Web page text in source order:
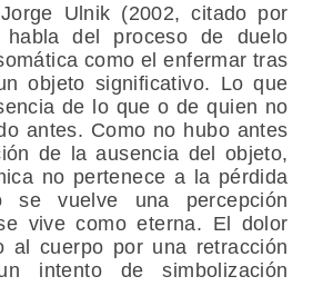
Ulnik (2002, citado por
habla del proceso de duelo
como el enfermar tras
objeto significativo. Lo que
de lo que o de quien no
antes. Como no hubo antes
de la ausencia del objeto,
no pertenece a la pérdida
se vuelve una percepción
vive como eterna. El dolor
al cuerpo por una retracción
intento de simbolización